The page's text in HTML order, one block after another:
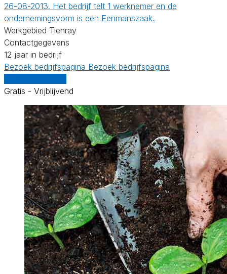
26-08-2013. Het bedrijf telt 1 werknemer en de
ondernemingsvorm is een Eenmanszaak.
Werkgebied Tienray
Contactgegevens
12 jaar in bedrijf
Bezoek bedrijfspagina Bezoek bedrijfspagina
Gratis - Vrijblijvend